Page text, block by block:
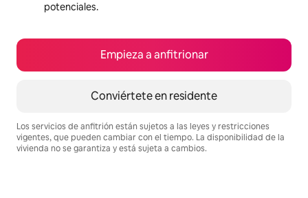
potenciales.
Empieza a anfitrionar
Conviértete en residente
Los servicios de anfitrión están sujetos a las leyes y restricciones
vigentes, que pueden cambiar con el tiempo. La disponibilidad de la
vivienda no se garantiza y está sujeta a cambios.